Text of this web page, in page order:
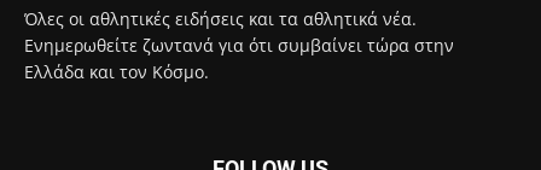
Όλες οι αθλητικές ειδήσεις και τα αθλητικά νέα.
Ενημερωθείτε ζωντανά για ότι συμβαίνει τώρα στην
Ελλάδα και τον Κόσμο.